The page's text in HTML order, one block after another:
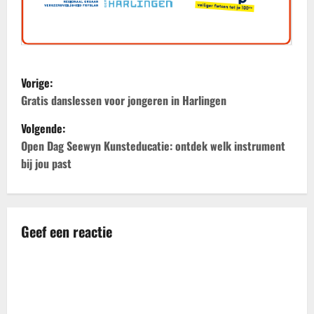
B
e
r
i
c
h
Vorige:
Gratis danslessen voor jongeren in Harlingen
Volgende:
Open Dag Seewyn Kunsteducatie: ontdek welk instrument
bij jou past
Geef een reactie